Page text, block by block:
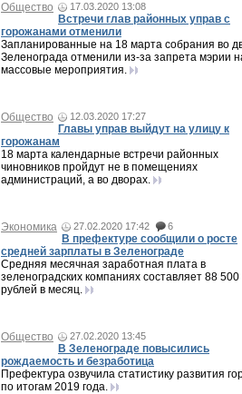
Общество 17.03.2020 13:08
Встречи глав районных управ с
горожанами отменили
Запланированные на 18 марта собрания во
Зеленограда отменили из-за запрета мэрии
массовые мероприятия.
Общество 12.03.2020 17:27
Главы управ выйдут на улицу к
горожанам
18 марта календарные встречи районных
чиновников пройдут не в помещениях
администраций, а во дворах.
Экономика 27.02.2020 17:42 6
В префектуре сообщили о росте
средней зарплаты в Зеленограде
Средняя месячная заработная плата в
зеленоградских компаниях составляет 88 500
рублей в месяц.
Общество 27.02.2020 13:45
В Зеленограде повысились
рождаемость и безработица
Префектура озвучила статистику развития
по итогам 2019 года.